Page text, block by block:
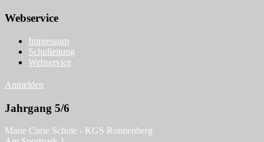
Webservice
Impressum
Schulleitung
Webservice
Anmelden
Jahrgang 5/6
Marie Curie Schule - KGS Ronnenberg